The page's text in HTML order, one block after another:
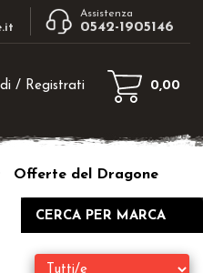
Assistenza
0542-1905146
/ Registrati
sul pulsante "Registrati"
0,00
Offerte del Dragone
CERCA PER MARCA